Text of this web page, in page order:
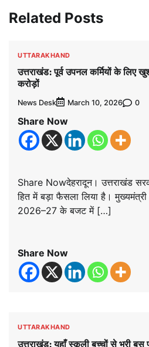
Related Posts
UTTARAKHAND
उत्तराखंड: पूर्व उपनल कर्मियों के लिए
करोड़ों
News Desk March 10, 2026 0
Share Now
Share Nowदेहरादून। उत्तराखंड
हित में बड़ा फैसला लिया है। मुख्यमंत्री
2026–27 के बजट में […]
Share Now
UTTARAKHAND
उत्तराखंड: यहाँ स्कूली बच्चों से भरी बस